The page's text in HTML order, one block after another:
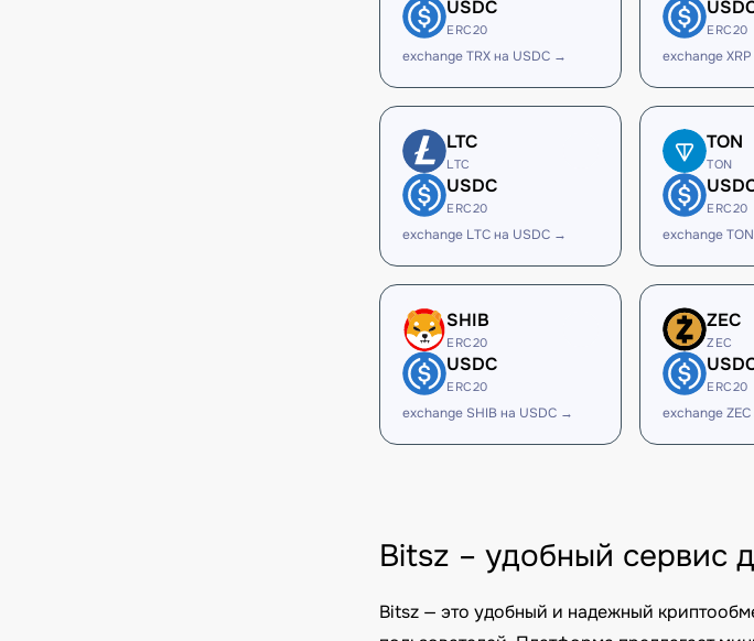
USDC
ERC20
exchange TRX на USDC →
ERC20
exchange
LTC
LTC
USDC
ERC20
exchange LTC на USDC →
TON
TON
ERC20
exchange
SHIB
ERC20
USDC
ERC20
exchange SHIB на USDC →
ZEC
ZEC
ERC20
exchange
Bitsz – удобный сервис
Bitsz — это удобный и надежный